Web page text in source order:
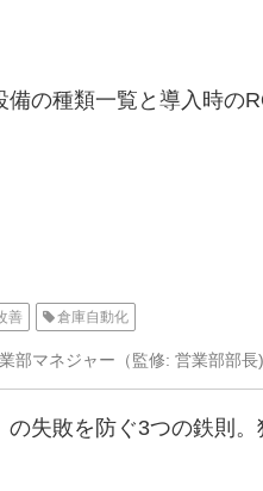
備の種類一覧と導入時の
善 倉庫自動化
部マネジャー（監修: 営業部部長)
の失敗を防ぐ3つの鉄則